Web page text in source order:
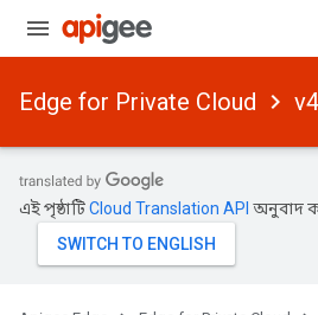
Edge for Private Cloud
এই পৃষ্ঠাটিCloud Translation API অনুবাদ